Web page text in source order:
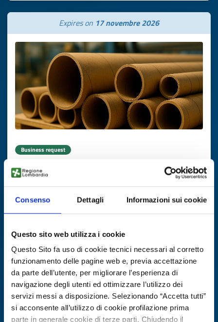
Consenso Dettagli Informazioni sui cookie
Questo sito web utilizza i cookie
Questo Sito fa uso di cookie tecnici necessari al corretto
funzionamento delle pagine web e, previa accettazione
da parte dell’utente, per migliorare l’esperienza di
navigazione degli utenti ed ottimizzare l’utilizzo dei
servizi messi a disposizione. Selezionando “Accetta tutti”
si acconsente all’utilizzo di cookie profilazione prima
parte in generale cookie di terze parti. Chiudendo il
Expires on 17 novembre 2026
Business request
Macchina per tubi spiralati
ID: BRFR20250804007
DISCOVER MORE →
Expires on17 novembre 2026